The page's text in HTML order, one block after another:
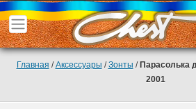
Главная /Аксессуары /Зонты / Парасолька
2001